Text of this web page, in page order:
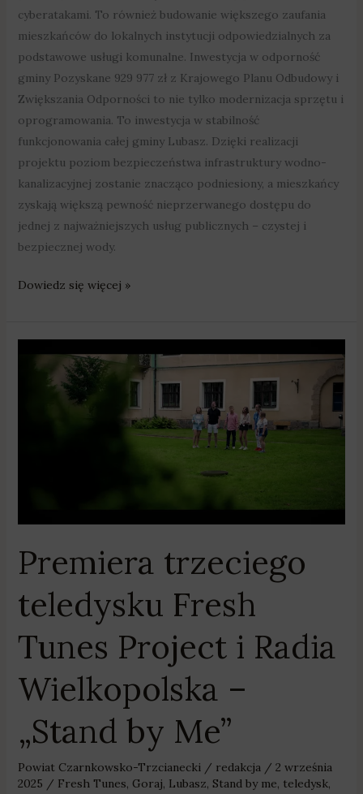
cyberatakami. To również budowanie większego zaufania
mieszkańców do lokalnych instytucji odpowiedzialnych za
podstawowe usługi komunalne. Inwestycja w odporność
gminy Pozyskane 929 977 zł z Krajowego Planu Odbudowy i
Zwiększania Odporności to nie tylko modernizacja sprzętu i
oprogramowania. To inwestycja w stabilność
funkcjonowania całej gminy Lubasz. Dzięki realizacji
projektu poziom bezpieczeństwa infrastruktury wodno-
kanalizacyjnej zostanie znacząco podniesiony, a mieszkańcy
zyskają większą pewność nieprzerwanego dostępu do
jednej z najważniejszych usług publicznych – czystej i
bezpiecznej wody.
Dowiedz się więcej »
Premiera trzeciego
teledysku Fresh
Tunes Project i Radia
Wielkopolska –
„Stand by Me”
Powiat Czarnkowsko-Trzcianecki/ redakcja / 2 września
2025 / Fresh Tunes, Goraj, Lubasz, Stand by me, teledysk,
trzeciego
teledysku
„Stand
Me”